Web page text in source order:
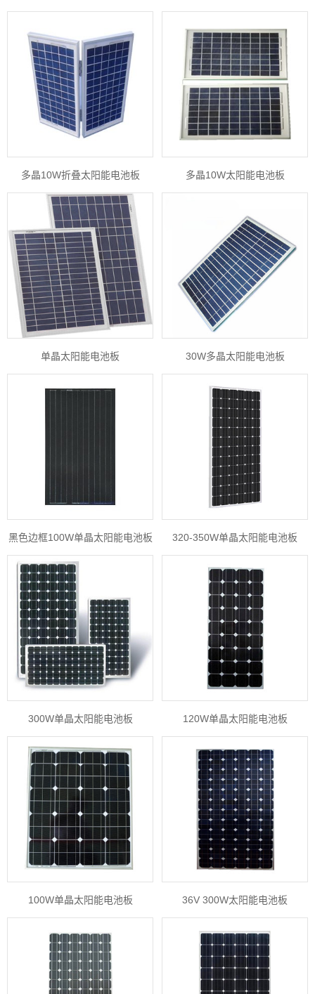
多晶10W折叠太阳能电池板 多晶10W太阳能电池板
单晶太阳能电池板 30W多晶太阳能电池板
黑色边框100W单晶太阳能电池板 320-350W单晶太阳能电池板
300W单晶太阳能电池板 120W单晶太阳能电池板
100W单晶太阳能电池板 36V 300W太阳能电池板